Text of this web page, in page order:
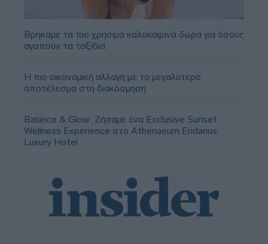
Βρήκαμε τα πιο χρήσιμα καλοκαιρινά δώρα για όσους
αγαπούν τα ταξίδια
Η πιο οικονομική αλλαγή με το μεγαλύτερο
αποτέλεσμα στη διακόσμηση
Balance & Glow: Ζήσαμε ένα Exclusive Sunset
Wellness Experience στο Athenaeum Eridanus
Luxury Hotel